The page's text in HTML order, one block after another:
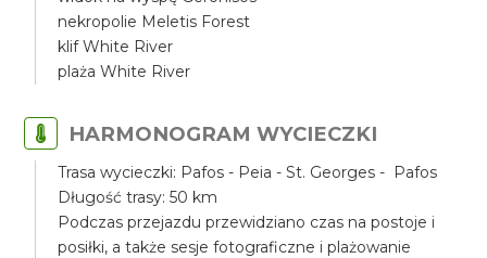
nekropolie Meletis Forest
klif White River
plaża White River
HARMONOGRAM WYCIECZKI
Trasa wycieczki: Pafos - Peia - St. Georges - Pafos
Długość trasy: 50 km
Podczas przejazdu przewidziano czas na postoje i
posiłki, a także sesje fotograficzne i plażowanie